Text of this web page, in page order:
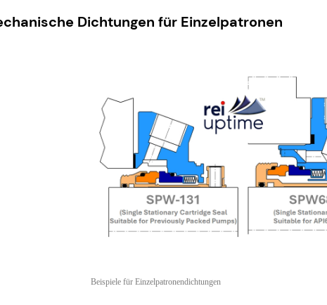
Dichtungen für Einzelpatronen
Beispiele für Einzelpatronendichtungen